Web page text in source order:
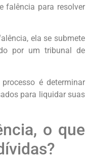
falência para resolver
ela se submete
por um tribunal de
é determinar
para liquidar suas
o que